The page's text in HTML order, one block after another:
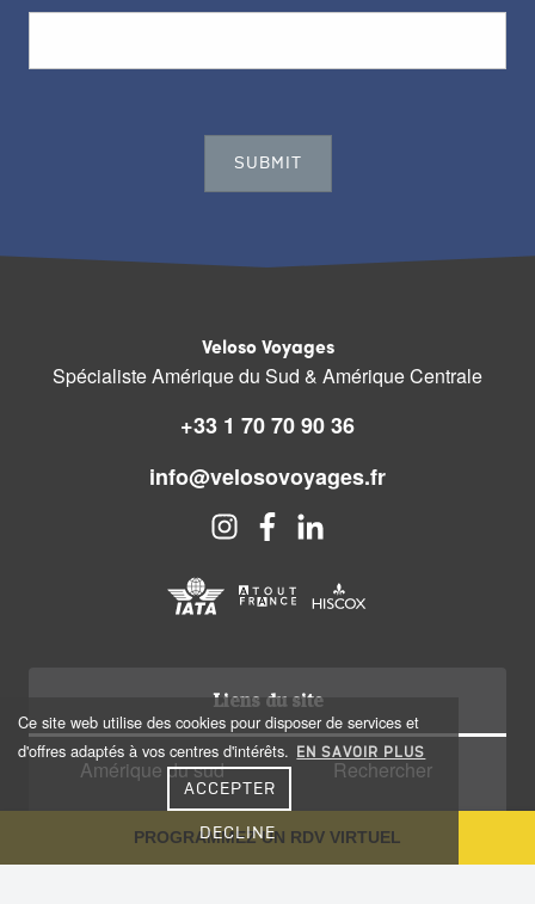
Ce site web utilise des cookies pour disposer de services et
d'offres adaptés à vos centres d'intérêts.
EN SAVOIR PLUS
DECLINE
ACCEPTER
PROGRAMMEZ UN RDV VIRTUEL
Veloso Voyages
Spécialiste Amérique du Sud & Amérique Centrale
+33 1 70 70 90 36
info@velosovoyages.fr
Liens du site
Amérique du sud
Amérique centrale
Caraïbes
Rechercher
Qui sommes nous?
Recrutement